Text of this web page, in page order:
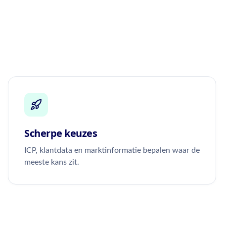
Scherpe keuzes
ICP, klantdata en marktinformatie bepalen waar de
meeste kans zit.